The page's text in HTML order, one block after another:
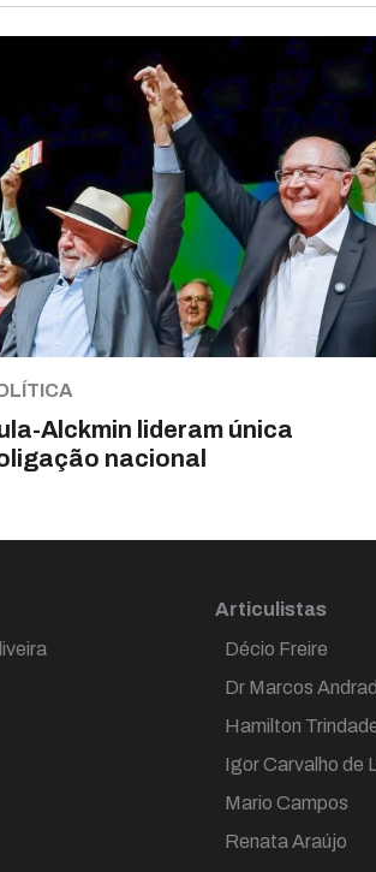
Alckmin lideram única
nacional
Articulistas
Décio Freire
Dr Marcos
Hamilton
Igor Carvalho de
Mario Campos
Renata Araújo